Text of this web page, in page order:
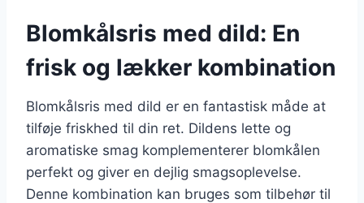
Blomkålsris med dild: En
frisk og lækker kombination
Blomkålsris med dild er en fantastisk måde at
tilføje friskhed til din ret. Dildens lette og
aromatiske smag komplementerer blomkålen
perfekt og giver en dejlig smagsoplevelse.
Denne kombination kan bruges som tilbehør til